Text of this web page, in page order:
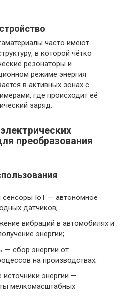
часто имеют
в которой чётко
резонаторы и
режиме энергия
в активных зонах с
где происходит её
заряд.
преобразования
сенсоры IoT — автономное
датчиков;
вибраций в автомобилях и
энергии;
— сбор энергии от
на производствах;
энергии —
мелкомасштабных